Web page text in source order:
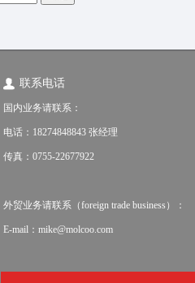
联系电话
国内业务请联系：
电话：18274848843 张经理
传真：0755-22677922
外贸业务请联系（foreign trade business）：
E-mail：mike@molcoo.com